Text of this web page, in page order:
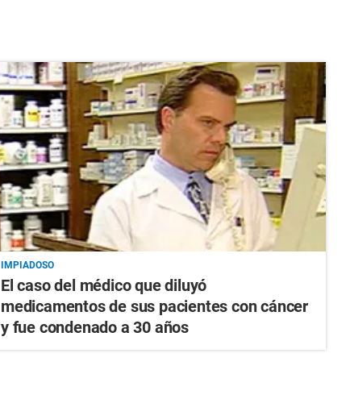
IMPIADOSO
El caso del médico que diluyó
medicamentos de sus pacientes con cáncer
y fue condenado a 30 años